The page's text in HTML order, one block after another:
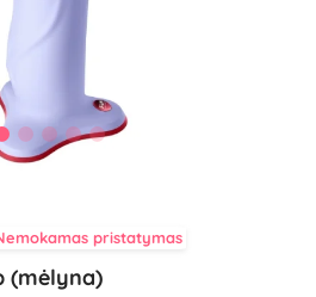
pristatymas
(mėlyna)